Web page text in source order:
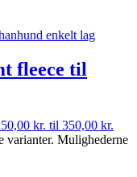
fleece til
kr. til 350,00 kr.
varianter. Mulighederne